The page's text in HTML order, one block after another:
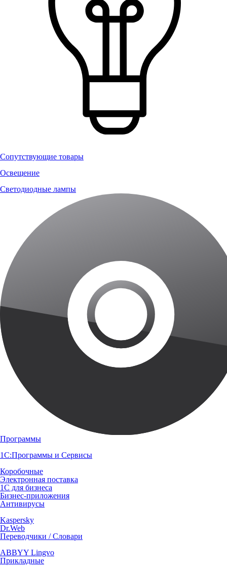
Сопутствующие товары
Освещение
Светодиодные лампы
Программы
1С:Программы и Сервисы
Коробочные
Электронная поставка
1С для бизнеса
Бизнес-приложения
Антивирусы
Kaspersky
Dr.Web
Переводчики / Словари
ABBYY Lingvo
Прикладные